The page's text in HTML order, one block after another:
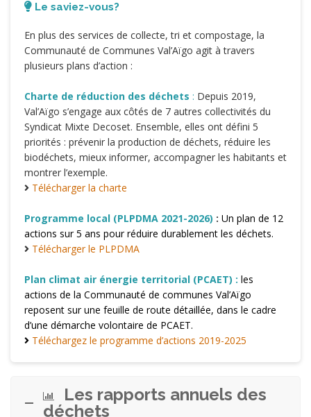
Le saviez-vous?
En plus des services de collecte, tri et compostage, la
Communauté de Communes Val’Aïgo agit à travers
plusieurs plans d’action :
Charte de réduction des déchets : Depuis 2019,
Val’Aïgo s’engage aux côtés de 7 autres collectivités du
Syndicat Mixte Decoset. Ensemble, elles ont défini 5
priorités : prévenir la production de déchets, réduire les
biodéchets, mieux informer, accompagner les habitants et
montrer l’exemple.
Télécharger la charte
Programme local (PLPDMA 2021-2026) : Un plan de 12
actions sur 5 ans pour réduire durablement les déchets.
Télécharger le PLPDMA
Plan climat air énergie territorial (PCAET) : les
actions de la Communauté de communes Val’Aïgo
reposent sur une feuille de route détaillée, dans le cadre
d’une démarche volontaire de PCAET.
Téléchargez le programme d’actions 2019-2025
Les rapports annuels des
déchets